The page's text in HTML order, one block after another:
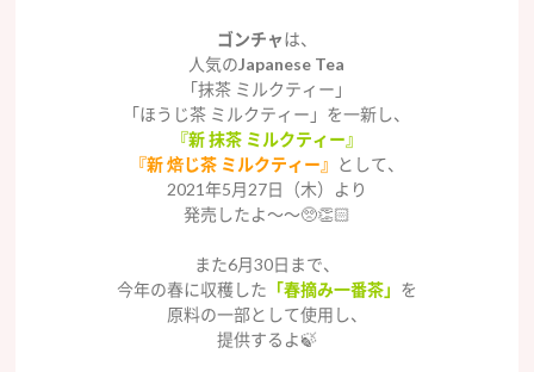
ゴンチャは、
人気のJapanese Tea
「抹茶 ミルクティー」
「ほうじ茶 ミルクティー」を一新し、
『新 抹茶 ミルクティー』
『新 焙じ茶 ミルクティー』 として、
2021年5月27日（木）より
発売したよ〜〜🥺👏🏻
また6月30日まで、
今年の春に収穫した 「春摘み一番茶」 を
原料の一部として使用し、
提供するよ🍃